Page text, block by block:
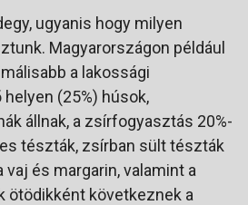
ugyanis hogy milyen
Magyarországon például
a lakossági
(25%) húsok,
állnak, a zsírfogyasztás 20%-
tészták, zsírban sült tészták
és margarin, valamint a
ötödikként következnek a